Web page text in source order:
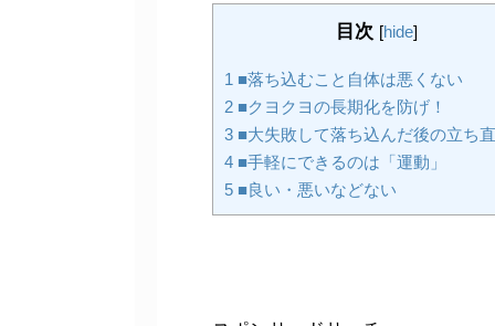
目次 [hide]
1 ■落ち込むこと自体は悪くない
2 ■クヨクヨの長期化を防げ！
3 ■大失敗して落ち込んだ後の立ち
4 ■手軽にできるのは「運動」
5 ■良い・悪いなどない